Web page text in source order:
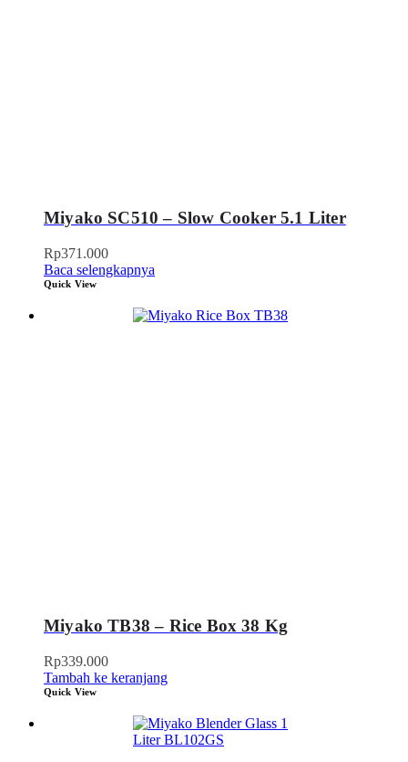
Miyako SC510 – Slow Cooker 5.1 Liter
Rp371.000
Baca selengkapnya
Quick View
Miyako TB38 – Rice Box 38 Kg
Rp339.000
Tambah ke keranjang
Quick View